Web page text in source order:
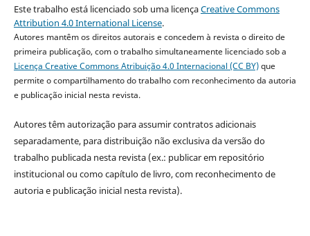
Este trabalho está licenciado sob uma licençaCreative Commons
Attribution 4.0 International License.
Autores mantêm os direitos autorais e concedem à revista o direito de
primeira publicação, com o trabalho simultaneamente licenciado sob a
Licença Creative Commons Atribuição 4.0 Internacional (CC BY)que
permite o compartilhamento do trabalho com reconhecimento da autoria
e publicação inicial nesta revista.
Autores têm autorização para assumir contratos adicionais
separadamente, para distribuição não exclusiva da versão do
trabalho publicada nesta revista (ex.: publicar em repositório
institucional ou como capítulo de livro, com reconhecimento de
autoria e publicação inicial nesta revista).